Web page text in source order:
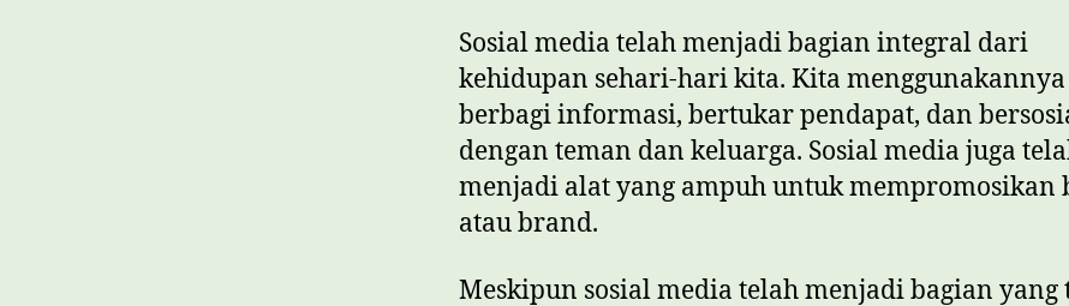
Sosial media telah menjadi bagian integral dari
kehidupan sehari-hari kita. Kita
berbagi informasi, bertukar pendapat, dan
dengan teman dan keluarga. Sosial media juga
menjadi alat yang ampuh untuk mempromosikan
atau brand.
Meskipun sosial media telah menjadi bagian yang